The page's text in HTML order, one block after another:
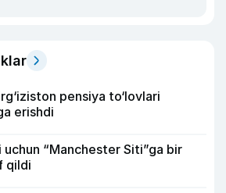
pensiya to‘lovlari
erishdi
uchun “Manchester Siti”ga bir
qildi